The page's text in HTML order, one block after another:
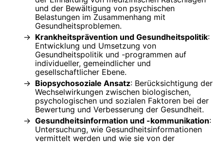
und der Bewältigung von psychischen
Belastungen im Zusammenhang mit
Gesundheitsproblemen.
Krankheitsprävention und Gesundheitspolitik:
Entwicklung und Umsetzung von
Gesundheitspolitik und -programmen auf
individueller, gemeindlicher und
gesellschaftlicher Ebene.
Biopsychosoziale Ansatz: Berücksichtigung der
Wechselwirkungen zwischen biologischen,
psychologischen und sozialen Faktoren bei der
Bewertung und Verbesserung der Gesundheit.
Gesundheitsinformation und -kommunikation:
Untersuchung, wie Gesundheitsinformationen
vermittelt werden und wie sie von der